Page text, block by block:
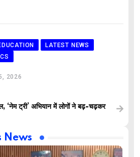
LATEST NEWS
2026
‘नेम ट्री’ अभियान में लोगों ने बढ़-चढ़कर
News